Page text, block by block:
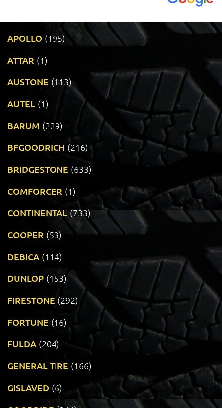
APOLLO (195)
ATTAR (1)
AUSTONE (113)
AUTEL (1)
BARUM (229)
BFGOODRICH (216)
BRIDGESTONE (633)
COMFORCER (1)
CONTINENTAL (733)
COOPER (53)
DEBICA (114)
DUNLOP (153)
FIRESTONE (292)
FORTUNE (16)
FULDA (204)
GENERAL TIRE (166)
GISLAVED (6)